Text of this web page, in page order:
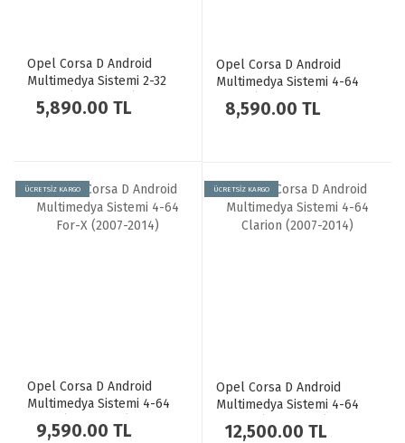
Opel Corsa D Android
Multimedya Sistemi 2-32
Myway (2007-2014)
5,890.00 TL
Opel Corsa D Android
Multimedya Sistemi 4-64
Fimex (2007-2014)
8,590.00 TL
ÜCRETSİZ KARGO
Opel Corsa D Android
Multimedya Sistemi 4-64
For-X (2007-2014)
9,590.00 TL
ÜCRETSİZ KARGO
Opel Corsa D Android
Multimedya Sistemi 4-64
Clarion (2007-2014)
12,500.00 TL